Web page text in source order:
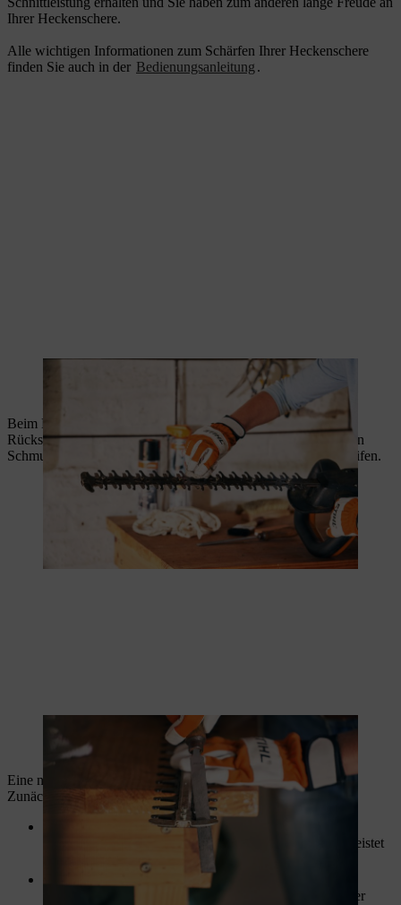
Ihrer Heckenschere.
Alle wichtigen Informationen zum Schärfen Ihrer Heckenschere
finden Sie auch in der Bedienungsanleitung.
Beim Heckenschneiden sammeln sich auf der Schneidgarnitur
Rückstände von Pflanzensäften und Harz. Entfernen Sie diesen
Schmutz mit einem weichen Tuch, bevor Sie die Messer schleifen.
Eine nachhaltige Schnittleistung wird in zwei Schritten erzielt.
Zunächst wird eine
Flachfeile
verwendet.
Feilen Sie immer in Richtung der Schneidekante. Dies
entspricht der Funktionalität der Flachfeile und gewährleistet
eine optimal scharfe Schneide.
Versuchen Sie beim Schärfen Ihrer Heckenschere den
vorgegebenen Schärfwinkel einzuhalten. Dieser ist in der